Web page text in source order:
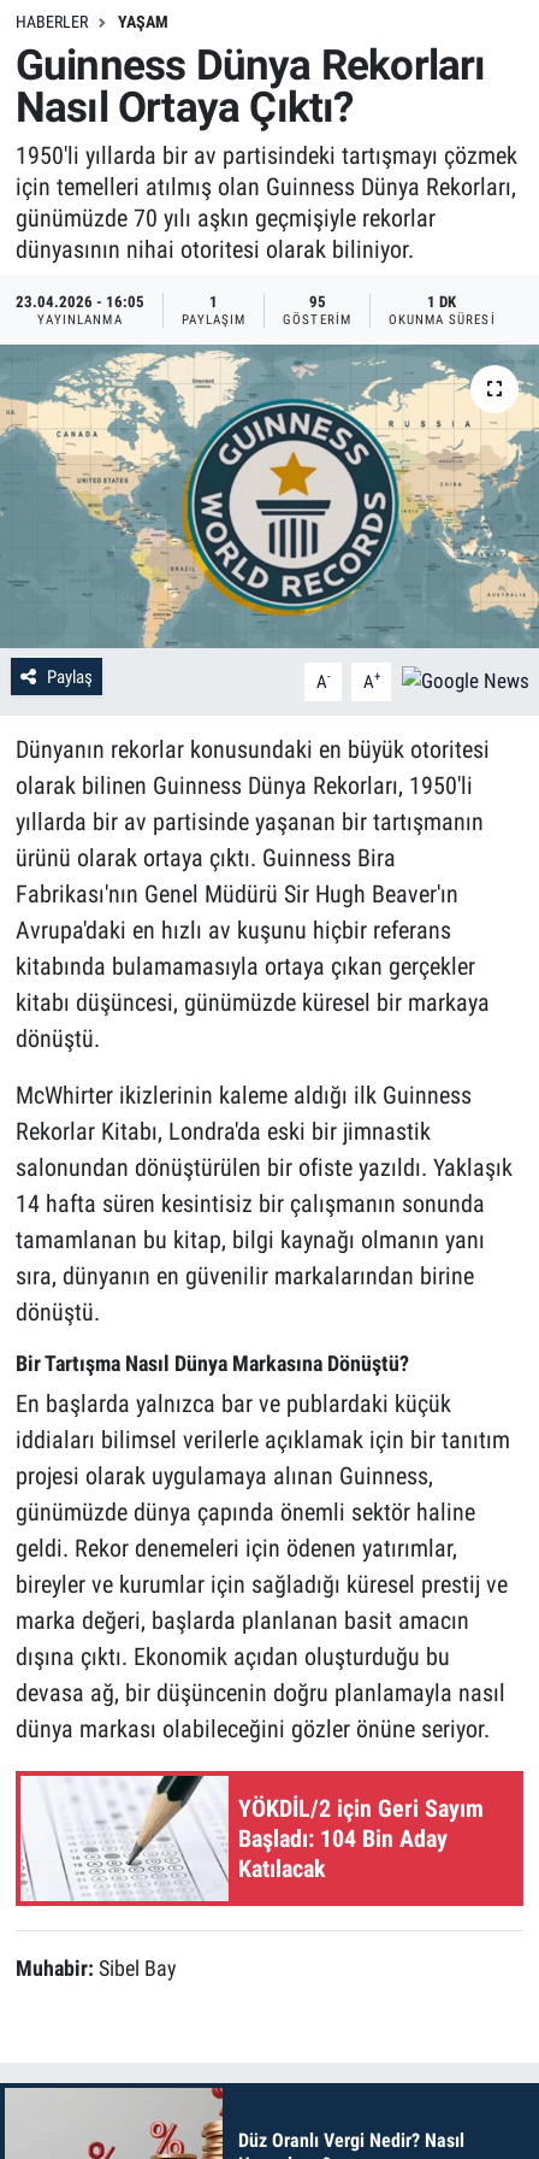
HABERLER YAŞAM
Guinness Dünya Rekorları
Nasıl Ortaya Çıktı?
1950'li yıllarda bir av partisindeki tartışmayı çözmek
için temelleri atılmış olan Guinness Dünya Rekorları,
günümüzde 70 yılı aşkın geçmişiyle rekorlar
dünyasının nihai otoritesi olarak biliniyor.
23.04.2026 - 16:05
YAYINLANMA
1
PAYLAŞIM
95
GÖSTERIM
1 DK
OKUNMA SÜRESI
Paylaş A- A+
Dünyanın rekorlar konusundaki en büyük otoritesi
olarak bilinen Guinness Dünya Rekorları, 1950'li
yıllarda bir av partisinde yaşanan bir tartışmanın
ürünü olarak ortaya çıktı. Guinness Bira
Fabrikası'nın Genel Müdürü Sir Hugh Beaver'ın
Avrupa'daki en hızlı av kuşunu hiçbir referans
kitabında bulamamasıyla ortaya çıkan gerçekler
kitabı düşüncesi, günümüzde küresel bir markaya
dönüştü.
McWhirter ikizlerinin kaleme aldığı ilk Guinness
Rekorlar Kitabı, Londra'da eski bir jimnastik
salonundan dönüştürülen bir ofiste yazıldı. Yaklaşık
14 hafta süren kesintisiz bir çalışmanın sonunda
tamamlanan bu kitap, bilgi kaynağı olmanın yanı
sıra, dünyanın en güvenilir markalarından birine
dönüştü.
Bir Tartışma Nasıl Dünya Markasına Dönüştü?
En başlarda yalnızca bar ve publardaki küçük
iddiaları bilimsel verilerle açıklamak için bir tanıtım
projesi olarak uygulamaya alınan Guinness,
günümüzde dünya çapında önemli sektör haline
geldi. Rekor denemeleri için ödenen yatırımlar,
bireyler ve kurumlar için sağladığı küresel prestij ve
marka değeri, başlarda planlanan basit amacın
dışına çıktı. Ekonomik açıdan oluşturduğu bu
devasa ağ, bir düşüncenin doğru planlamayla nasıl
dünya markası olabileceğini gözler önüne seriyor.
YÖKDİL/2 için Geri Sayım
Başladı: 104 Bin Aday
Katılacak
Muhabir: Sibel Bay
Düz Oranlı Vergi Nedir? Nasıl